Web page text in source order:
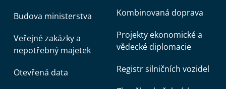
Budova ministerstva
Veřejné zakázky a
nepotřebný majetek
Otevřená data
Kombinovaná doprava
Projekty ekonomické a
vědecké diplomacie
Registr silničních vozidel